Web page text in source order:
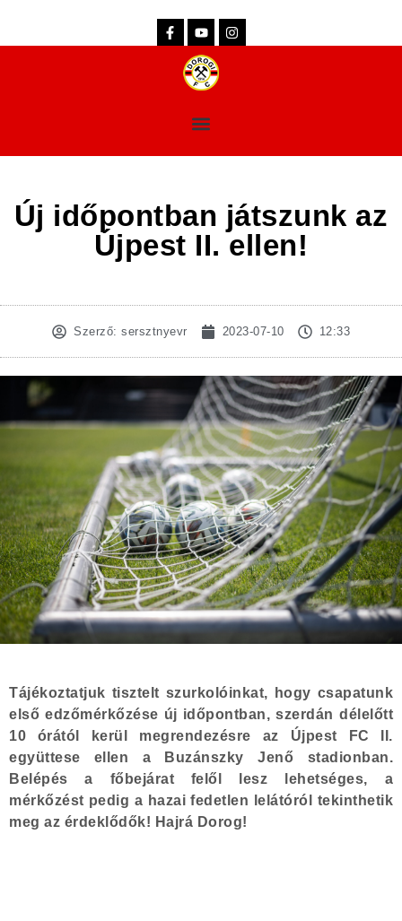
Új időpontban játszunk az
Újpest II. ellen!
Szerző: sersztnyevr 2023-07-10 12:33
Tájékoztatjuk tisztelt szurkolóinkat, hogy csapatunk
első edzőmérkőzése új időpontban, szerdán délelőtt
10 órától kerül megrendezésre az Újpest FC II.
együttese ellen a Buzánszky Jenő stadionban.
Belépés a főbejárat felől lesz lehetséges, a
mérkőzést pedig a hazai fedetlen lelátóról tekinthetik
meg az érdeklődők! Hajrá Dorog!